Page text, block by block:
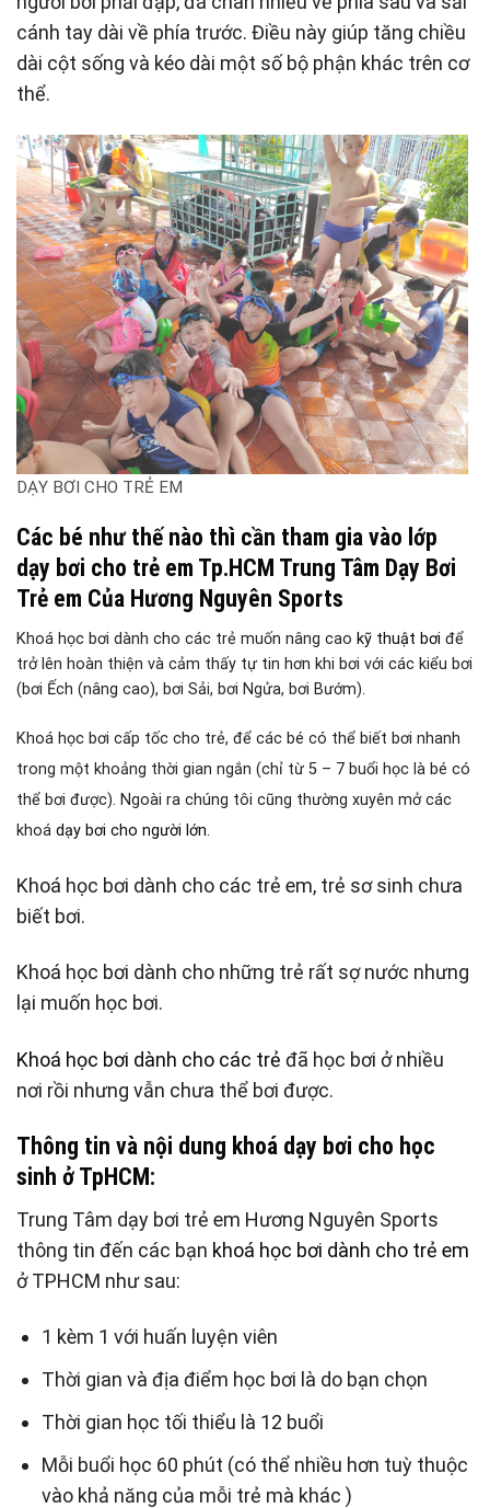
cánh tay dài về phía trước. Điều này giúp tăng chiều
dài cột sống và kéo dài một số bộ phận khác trên cơ
thể.
DẠY BƠI CHO TRẺ EM
Các bé như thế nào thì cần tham gia vào lớp
dạy bơi cho trẻ em Tp.HCM Trung Tâm Dạy Bơi
Trẻ em Của Hương Nguyên Sports
Khoá học bơi dành cho các trẻ muốn nâng cao kỹ thuật bơi để
trở lên hoàn thiện và cảm thấy tự tin hơn khi bơi với các kiểu bơi
(bơi Ếch (nâng cao), bơi Sải, bơi Ngửa, bơi Bướm).
Khoá học bơi cấp tốc cho trẻ, để các bé có thể biết bơi nhanh
trong một khoảng thời gian ngắn (chỉ từ 5 – 7 buổi học là bé có
thể bơi được). Ngoài ra chúng tôi cũng thường xuyên mở các
khoá dạy bơi cho người lớn.
Khoá học bơi dành cho các trẻ em, trẻ sơ sinh chưa
biết bơi.
Khoá học bơi dành cho những trẻ rất sợ nước nhưng
lại muốn học bơi.
Khoá học bơi dành cho các trẻ đã học bơi ở nhiều
nơi rồi nhưng vẫn chưa thể bơi được.
Thông tin và nội dung khoá dạy bơi cho học
sinh ở TpHCM:
Trung Tâm dạy bơi trẻ em Hương Nguyên Sports
thông tin đến các bạn khoá học bơi dành cho trẻ em
ở TPHCM như sau:
1 kèm 1 với huấn luyện viên
Thời gian và địa điểm học bơi là do bạn chọn
Thời gian học tối thiểu là 12 buổi
Mỗi buổi học 60 phút (có thể nhiều hơn tuỳ thuộc
vào khả năng của mỗi trẻ mà khác )